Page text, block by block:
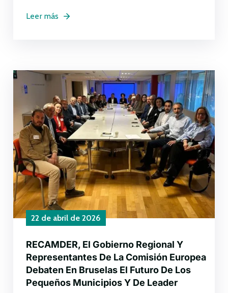
Leer más
22 de abril de 2026
RECAMDER, El Gobierno Regional Y
Representantes De La Comisión Europea
Debaten En Bruselas El Futuro De Los
Pequeños Municipios Y De Leader